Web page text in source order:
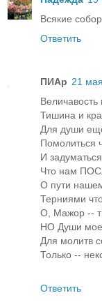
Всякие
Ответить
ПИАр 21
Величавость
Тишина и
Для души
Помолиться
И
Что нам
О пути
Терниями
О, Мажор --
НО Души
Для молитв
Только --
Ответить